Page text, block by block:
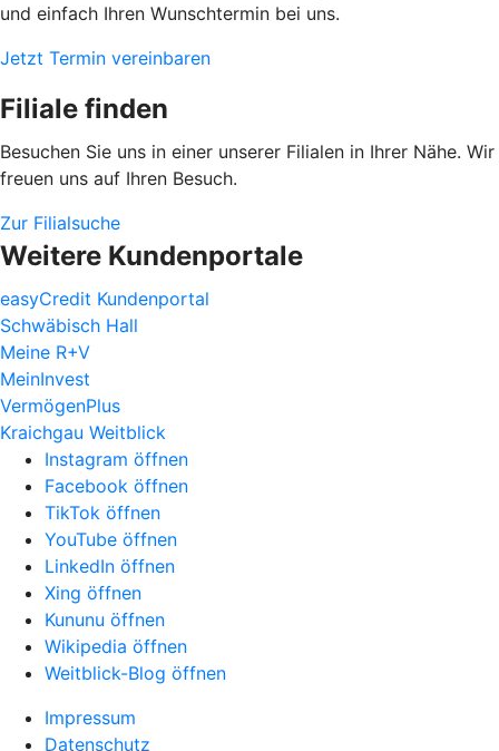
und einfach Ihren Wunschtermin bei uns.
Jetzt Termin vereinbaren
Filiale finden
Besuchen Sie uns in einer unserer Filialen in Ihrer Nähe. Wir
freuen uns auf Ihren Besuch.
Zur Filialsuche
Weitere Kundenportale
easyCredit Kundenportal
Schwäbisch Hall
Meine R+V
MeinInvest
VermögenPlus
Kraichgau Weitblick
Instagram öffnen
Facebook öffnen
TikTok öffnen
YouTube öffnen
LinkedIn öffnen
Xing öffnen
Kununu öffnen
Wikipedia öffnen
Weitblick-Blog öffnen
Impressum
Datenschutz